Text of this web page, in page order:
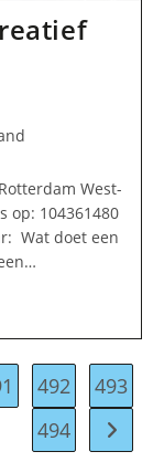
West-
op: 104361480
Wat doet een
492
493
494
Naar